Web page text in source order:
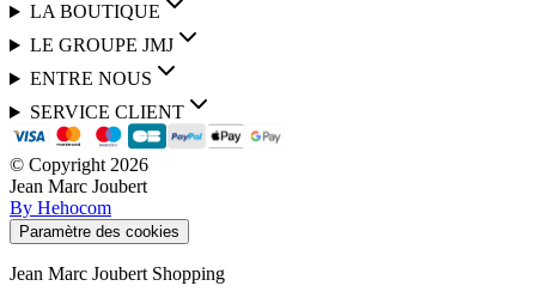
LA BOUTIQUE
LE GROUPE JMJ
ENTRE NOUS
SERVICE CLIENT
© Copyright 2026
Jean Marc Joubert
By Hehocom
Paramètre des cookies
Jean Marc Joubert Shopping